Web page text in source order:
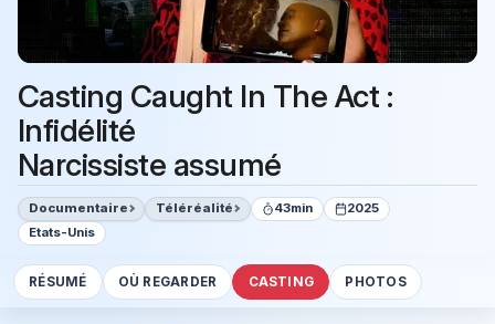
Casting Caught In The Act :
Infidélité
Narcissiste assumé
Documentaire Téléréalité 43min
2025
Etats-Unis
RÉSUMÉ OÙ REGARDER CASTING PHOTOS